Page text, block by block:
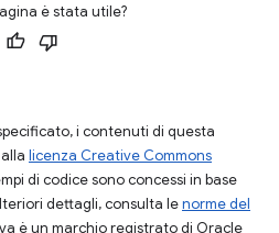
è stata utile?
i contenuti di questa
licenza Creative Commons
di codice sono concessi in base
dettagli, consulta lenorme del
è un marchio registrato di Oracle